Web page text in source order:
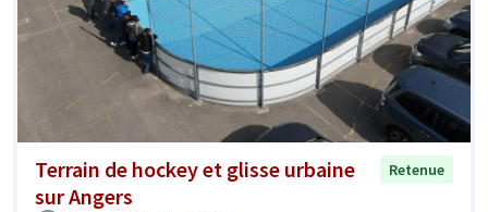
Terrain de hockey et glisse urbaine
sur Angers
Retenue